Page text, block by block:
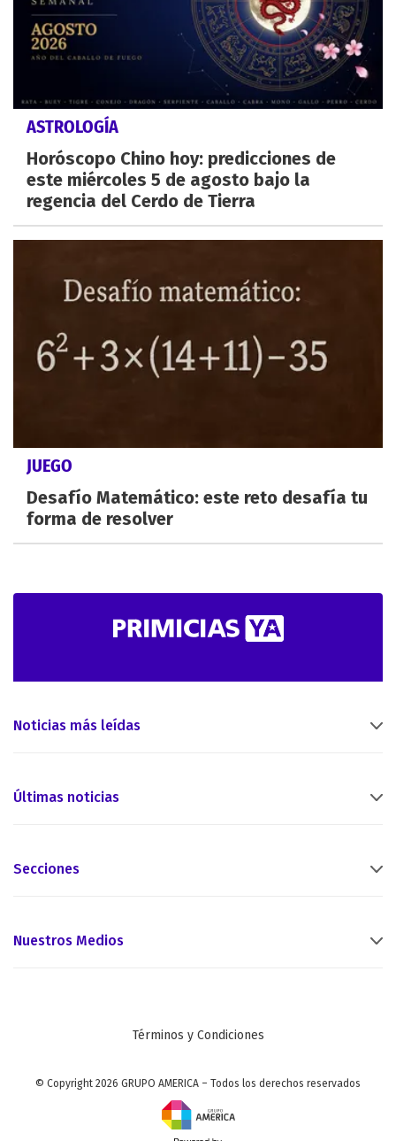
ASTROLOGÍA
Horóscopo Chino hoy: predicciones de
este miércoles 5 de agosto bajo la
regencia del Cerdo de Tierra
JUEGO
Desafío Matemático: este reto desafía tu
forma de resolver
Noticias más leídas
Últimas noticias
Secciones
Nuestros Medios
Términos y Condiciones
© Copyright 2026 GRUPO AMERICA – Todos los derechos reservados